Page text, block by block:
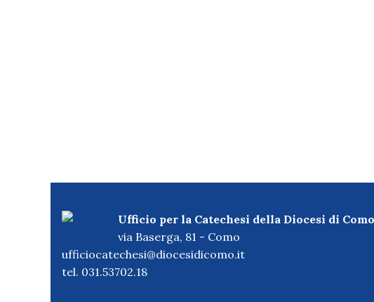
Ufficio per la Catechesi della Diocesi di Como
via Baserga, 81 - Como
ufficiocatechesi@diocesidicomo.it
tel. 031.53702.18